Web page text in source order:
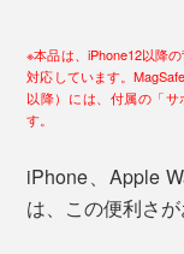
※本品は、iPhone12以降
対応しています。
以降）には、付属の「
す。
iPhone、Apple
は、この便利さが